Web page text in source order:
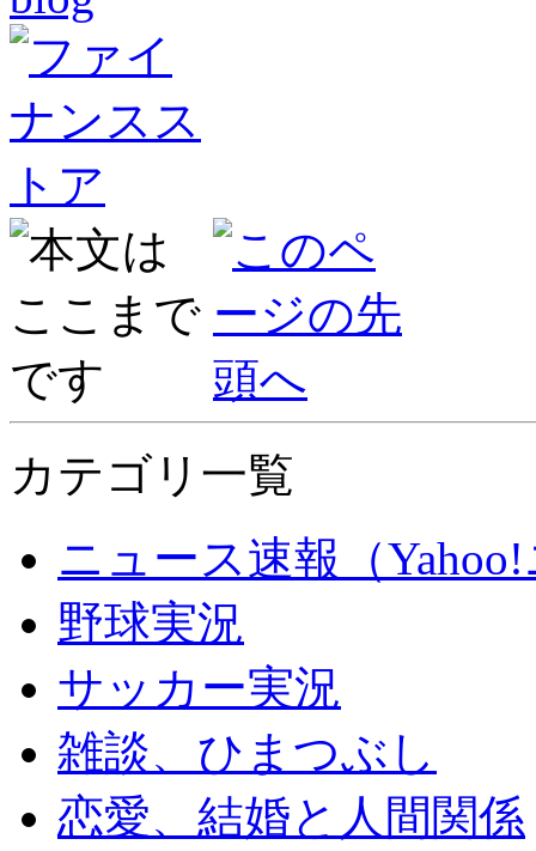
カテゴリ一覧
ニュース速報（
野球実況
サッカー実況
雑談、ひまつぶし
恋愛、結婚と人間関係